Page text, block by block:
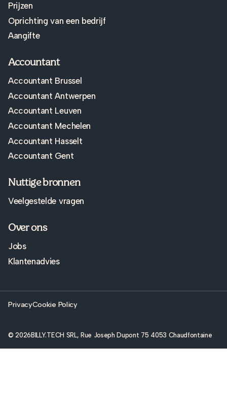
Prijzen
Oprichting van een bedrijf
Aangifte
Accountant
Accountant Brussel
Accountant Antwerpen
Accountant Leuven
Accountant Mechelen
Accountant Hasselt
Accountant Gent
Nuttige bronnen
Veelgestelde vragen
Over ons
Jobs
Klantenadvies
© 2026 BILLY.TECH SRL, Rue Joseph Dupont 75 4053 Chaudfontaine
PrivacyCookie Policy